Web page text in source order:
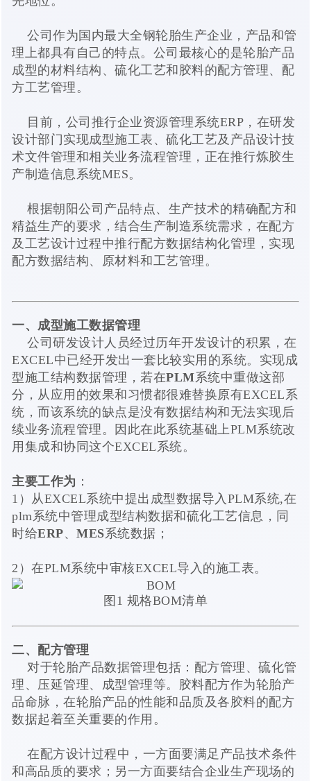
公司作为国内最大全钢轮胎生产企业，产品和管
理上都具有自己的特点。公司最核心的是轮胎产品
成型的材料结构、硫化工艺和胶料的配方管理、配
方工艺管理。
目前，公司推行企业资源管理系统ERP，在研发
设计部门实现成型施工表、硫化工艺及产品设计技
术文件管理和相关业务流程管理，正在推行炼胶生
产制造信息系统MES。
根据朝阳公司产品特点、生产技术的精确配方和
精益生产的要求，结合生产制造系统需求，在配方
及工艺设计过程中推行配方数据结构化管理，实现
配方数据结构、原材料和工艺管理。
一、成型施工数据管理
公司研发设计人员经过历年开发设计的积累，在
EXCEL中已经开发出一套比较实用的系统。实现成
型施工结构数据管理，若在PLM系统中重做这部
分，从应用的效果和习惯都很难替换原有EXCEL系
统，而该系统的缺点是没有数据结构和无法实现后
续业务流程管理。因此在此系统基础上PLM系统改
用集成和协同这个EXCEL系统。
主要工作为 ：
1）从EXCEL系统中提出成型数据导入PLM系统,在
plm系统中管理成型结构数据和硫化工艺信息，同
时给ERP、 MES系统数据；
2）在PLM系统中审核EXCEL导入的施工表。
图1 规格BOM清单
二、配方管理
对于轮胎产品数据管理包括：配方管理、硫化管
理、压延管理、成型管理等。胶料配方作为轮胎产
品命脉，在轮胎产品的性能和品质及各胶料的配方
数据起着至关重要的作用。
在配方设计过程中，一方面要满足产品技术条件
和高品质的要求；另一方面要结合企业生产现场的